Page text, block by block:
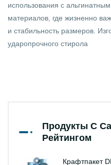
использования с
материалов, где жизненно
и стабильность размеров.
ударопрочного стирола
Продукты С
Рейтингом
Крафтпакет